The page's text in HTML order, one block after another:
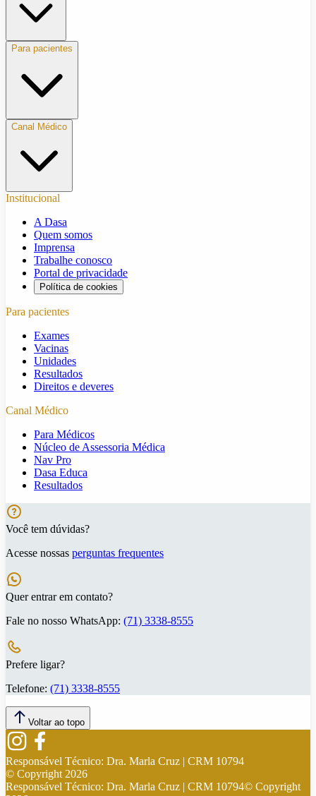
Para pacientes
Canal Médico
Institucional
A Dasa
Quem somos
Imprensa
Trabalhe conosco
Portal de privacidade
Política de cookies
Para pacientes
Exames
Vacinas
Unidades
Resultados
Direitos e deveres
Canal Médico
Para Médicos
Núcleo de Assessoria Médica
Nav Pro
Dasa Educa
Resultados
Você tem dúvidas?
Acesse nossas perguntas frequentes
Quer entrar em contato?
Fale no nosso WhatsApp: (71) 3338-8555
Prefere ligar?
Telefone: (71) 3338-8555
Voltar ao topo
Responsável Técnico: Dra. Marla Cruz | CRM 10794
© Copyright 2026
Responsável Técnico: Dra. Marla Cruz | CRM 10794© Copyright